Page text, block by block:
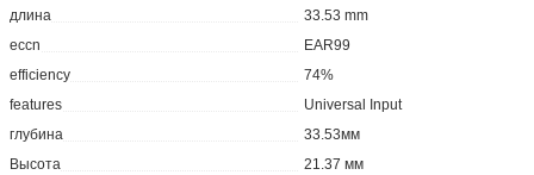
длина
33.53 mm
eccn
EAR99
efficiency
74%
features
Universal Input
глубина
33.53мм
Высота
21.37 мм